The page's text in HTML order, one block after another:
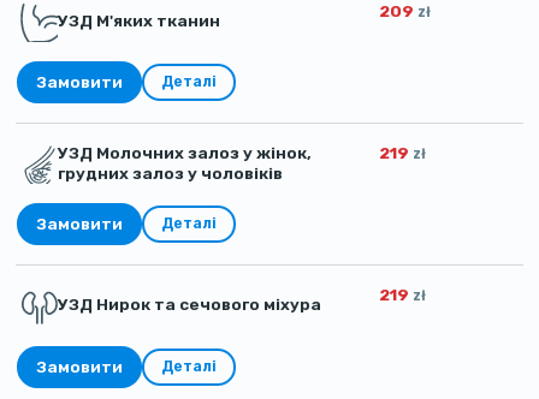
УЗД М'яких тканин 209 zł
Замовити Деталі
УЗД Молочних залоз у жінок,
грудних залоз у чоловіків
219 zł
Замовити Деталі
УЗД Нирок та сечового міхура 219 zł
Замовити Деталі